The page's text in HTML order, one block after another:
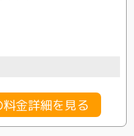
金詳細を見る